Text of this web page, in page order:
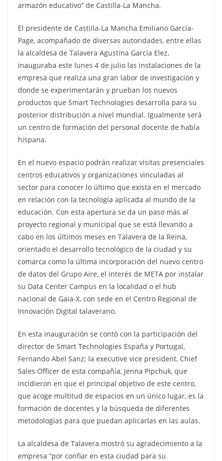
armazón educativo” de Castilla-La Mancha.
El presidente de Castilla-La Mancha Emiliano García-
Page, acompañado de diversas autoridades, entre ellas
la alcaldesa de Talavera Agustina García Elez,
inauguraba este lunes 4 de julio las instalaciones de la
empresa que realiza una gran labor de investigación y
donde se experimentarán y prueban los nuevos
productos que Smart Technologies desarrolla para su
posterior distribución a nivel mundial. Igualmente será
un centro de formación del personal docente de habla
hispana.
En el nuevo espacio podrán realizar visitas presenciales
centros educativos y organizaciones vinculadas al
sector para conocer lo último que exista en el mercado
en relación con la tecnología aplicada al mundo de la
educación. Con esta apertura se da un paso más al
proyecto regional y municipal que se está llevando a
cabo en los últimos meses en Talavera de la Reina,
orientado el desarrollo tecnológico de la ciudad y su
comarca como la última incorporación del nuevo centro
de datos del Grupo Aire, el interés de META por instalar
su Data Center Campus en la localidad o el hub
nacional de Gaia-X, con sede en el Centro Regional de
Innovación Digital talaverano.
En esta inauguración se contó con la participación del
director de Smart Technologies España y Portugal,
Fernando Abel Sanz; la executive vice president, Chief
Sales Officer de esta compañía, Jenna Pipchuk, que
incidieron en que el principal objetivo de este centro,
que acoge multitud de espacios en un único lugar, es la
formación de docentes y la búsqueda de diferentes
metodologías para que puedan aplicarlas en las aulas.
La alcaldesa de Talavera mostró su agradecimiento a la
empresa “por confiar en esta ciudad para su